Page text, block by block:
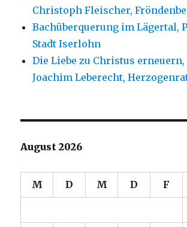
Christoph Fleischer,
Bachüberquerung im Lägertal,
Stadt Iserlohn
Die Liebe zu Christus
Joachim Leberecht,
August 2026
M D M D F